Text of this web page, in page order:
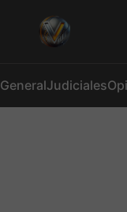
GeneralJudiciales